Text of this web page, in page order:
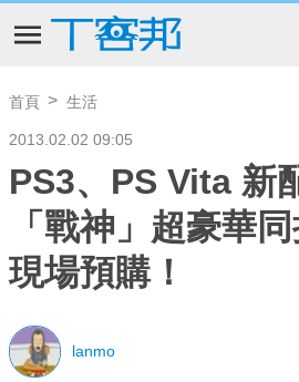
首頁 生活
2013.02.02 09:05
PS3、PS Vita 新
「戰神」超豪華
現場預購！
lanmo